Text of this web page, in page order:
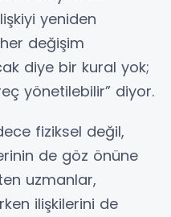
yeniden
değişim
diye bir kural yok;
yönetilebilir” diyor.
fiziksel değil,
de göz önüne
uzmanlar,
ilişkilerini de